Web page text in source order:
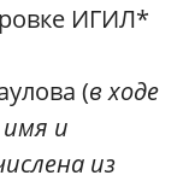
ИГИЛ*
(в ходе
и
из